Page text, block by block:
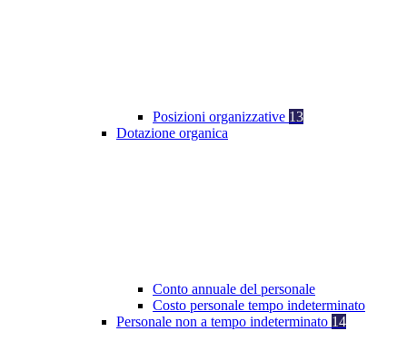
Posizioni organizzative 13
Dotazione organica
Conto annuale del personale
Costo personale tempo indeterminato
Personale non a tempo indeterminato 14